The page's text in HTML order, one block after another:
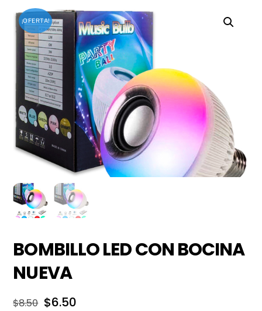
¡OFERTA!
BOMBILLO LED CON BOCINA
NUEVA
$8.50 El
$6.50